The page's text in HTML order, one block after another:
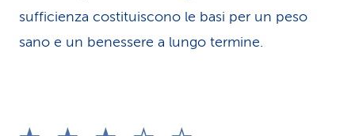
sufficienza costituiscono le basi per un peso
sano e un benessere a lungo termine.